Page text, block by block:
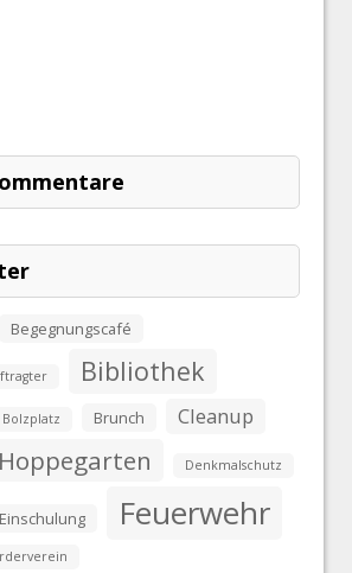
Begegnungscafé
Bibliothek
Bolzplatz Brunch Cleanup
Denkmalschutz
Einschulung Feuerwehr